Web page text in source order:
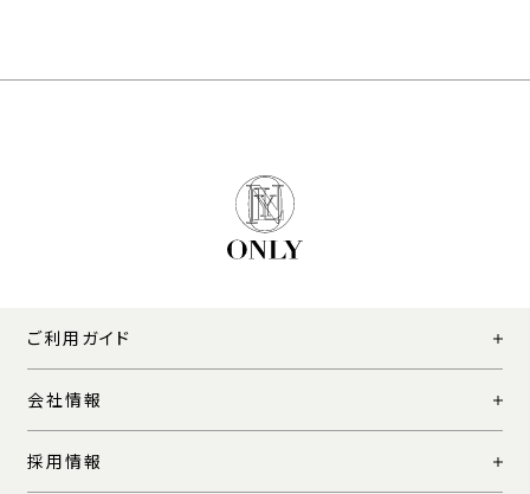
ご利用ガイド
会社情報
採用情報